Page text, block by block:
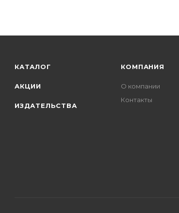
КАТАЛОГ
АКЦИИ
ИЗДАТЕЛЬСТВА
КОМПАНИЯ
О компании
Контакты